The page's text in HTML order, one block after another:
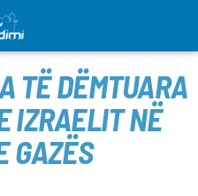
TË DËMTUARA
IZRAELIT NË
GAZËS